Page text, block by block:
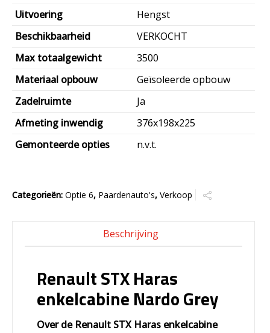
Uitvoering
Hengst
Beschikbaarheid
VERKOCHT
Max totaalgewicht
3500
Materiaal opbouw
Geïsoleerde opbouw
Zadelruimte
Ja
Afmeting inwendig
376x198x225
Gemonteerde opties
n.v.t.
Categorieën: Optie 6, Paardenauto's, Verkoop
Beschrijving
Renault STX Haras
enkelcabine Nardo Grey
Over de Renault STX Haras enkelcabine